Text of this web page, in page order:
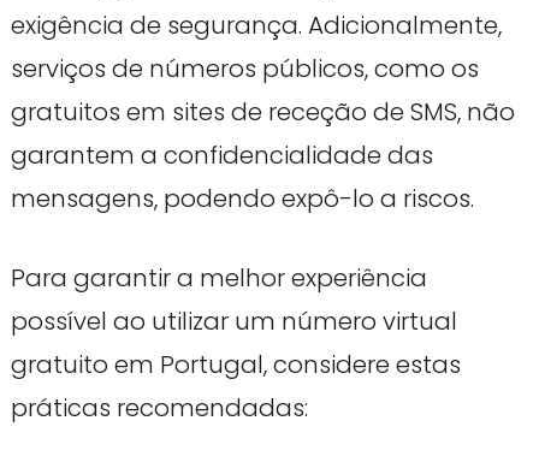
exigência de segurança. Adicionalmente,
serviços de números públicos, como os
gratuitos em sites de receção de SMS, não
garantem a confidencialidade das
mensagens, podendo expô-lo a riscos.
Para garantir a melhor experiência
possível ao utilizar um número virtual
gratuito em Portugal, considere estas
práticas recomendadas: